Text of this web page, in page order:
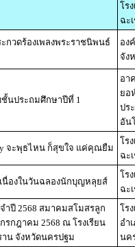
โร
ฉะ
กวดร้องเพลงพระราชนิพนธ์
อง
จัง
นประถมศึกษาปีที่ 1
อา
ยอ
ปร
อัน
จะพุธไหน ก็สุขใจ แค่คุณยืม
โร
ฉะ
นื่องในวันฉลองนักบุญหลุยส์
โร
ฉะ
ปี 2568 สมาคมสโมสรลูก
รกฎาคม 2568 ณ โรงเรียน
น จังหวัดนครปฐม
โร
อำ
นค